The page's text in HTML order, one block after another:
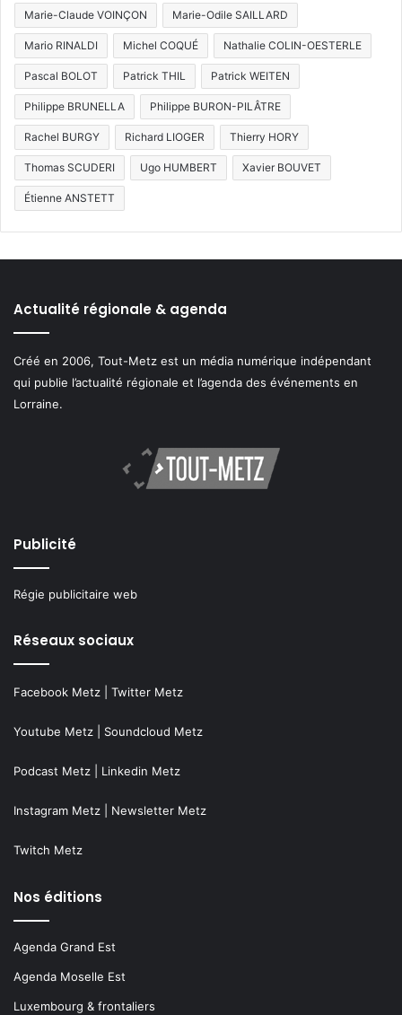
Marie-Claude VOINÇON Marie-Odile SAILLARD
Mario RINALDI Michel COQUÉ Nathalie COLIN-OESTERLE
Pascal BOLOT Patrick THIL Patrick WEITEN
Philippe BRUNELLA Philippe BURON-PILÂTRE
Rachel BURGY Richard LIOGER Thierry HORY
Thomas SCUDERI Ugo HUMBERT Xavier BOUVET
Étienne ANSTETT
Actualité régionale & agenda
Créé en 2006, Tout-Metz est un média numérique indépendant
qui publie l’actualité régionale et l’agenda des événements en
Lorraine.
Publicité
Régie publicitaire web
Réseaux sociaux
Facebook Metz Twitter Metz
Youtube Metz Soundcloud Metz
Podcast Metz Linkedin Metz
Instagram Metz Newsletter Metz
Twitch Metz
Nos éditions
Agenda Grand Est
Agenda Moselle Est
Luxembourg & frontaliers